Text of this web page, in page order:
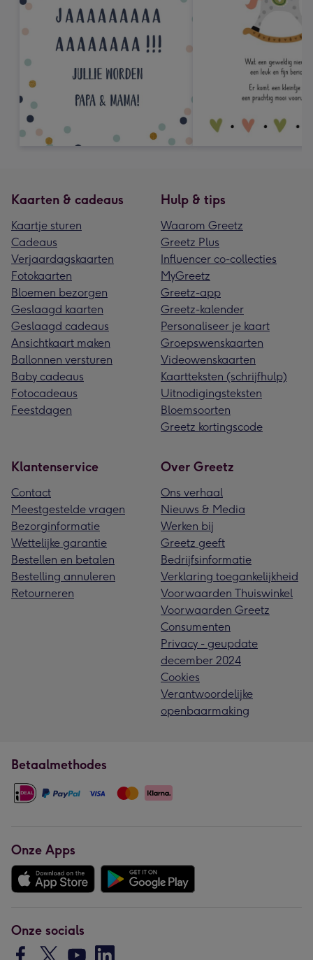
Kaarten & cadeaus
Kaartje sturen
Cadeaus
Verjaardagskaarten
Fotokaarten
Bloemen bezorgen
Geslaagd kaarten
Geslaagd cadeaus
Ansichtkaart maken
Ballonnen versturen
Baby cadeaus
Fotocadeaus
Feestdagen
Hulp & tips
Waarom Greetz
Greetz Plus
Influencer co-collecties
MyGreetz
Greetz-app
Greetz-kalender
Personaliseer je kaart
Groepswenskaarten
Videowenskaarten
Kaartteksten (schrijfhulp)
Uitnodigingsteksten
Bloemsoorten
Greetz kortingscode
Klantenservice
Contact
Meestgestelde vragen
Bezorginformatie
Wettelijke garantie
Bestellen en betalen
Bestelling annuleren
Retourneren
Over Greetz
Ons verhaal
Nieuws & Media
Werken bij
Greetz geeft
Bedrijfsinformatie
Verklaring toegankelijkheid
Voorwaarden Thuiswinkel
Voorwaarden Greetz
Consumenten
Privacy - geupdate
december 2024
Cookies
Verantwoordelijke
openbaarmaking
Betaalmethodes
Onze Apps
Onze socials